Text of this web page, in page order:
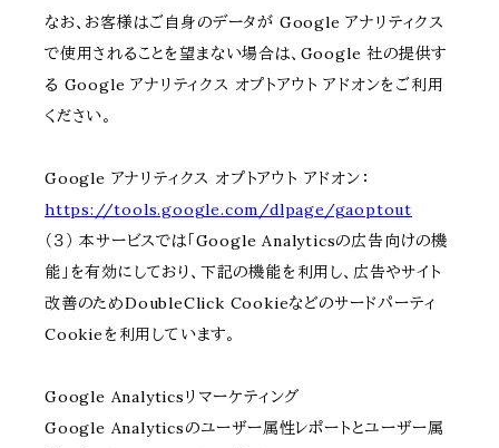
なお、お客様はご自身のデータが Google アナリティクス
で使用されることを望まない場合は、Google 社の提供す
る Google アナリティクス オプトアウト アドオンをご利用
ください。
Google アナリティクス オプトアウト アドオン：
https://tools.google.com/dlpage/gaoptout
（３） 本サービスでは「Google Analyticsの広告向けの機
能」を有効にしており、下記の機能を利用し、広告やサイト
改善のためDoubleClick Cookieなどのサードパーティ
Cookieを利用しています。
Google Analyticsリマーケティング
Google Analyticsのユーザー属性レポートとユーザー属